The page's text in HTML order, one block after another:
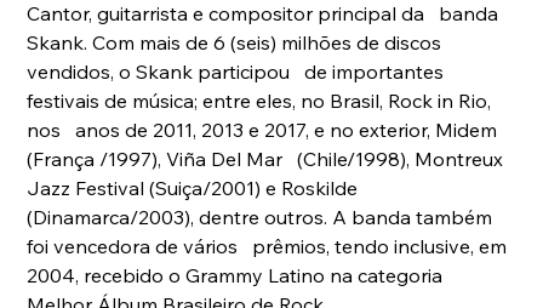
Cantor, guitarrista e compositor principal da   banda
Skank. Com mais de 6 (seis) milhões de discos
vendidos, o Skank participou   de importantes
festivais de música; entre eles, no Brasil, Rock in Rio,
nos   anos de 2011, 2013 e 2017, e no exterior, Midem
(França /1997), Viña Del Mar   (Chile/1998), Montreux
Jazz Festival (Suiça/2001) e Roskilde
(Dinamarca/2003), dentre outros. A banda também
foi vencedora de vários   prêmios, tendo inclusive, em
2004, recebido o Grammy Latino na categoria